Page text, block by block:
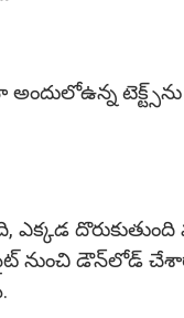
ఎక్కడ
నుంచి డౌన్‌లోడ్‌